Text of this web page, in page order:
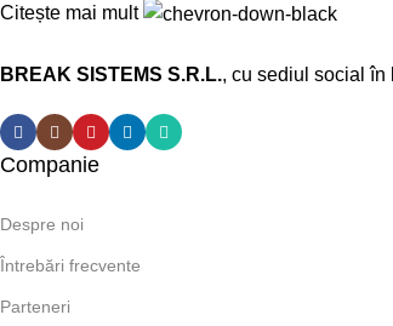
Citește mai mult
BREAK SISTEMS S.R.L., cu sediul social în
Companie
Despre noi
Întrebări frecvente
Parteneri